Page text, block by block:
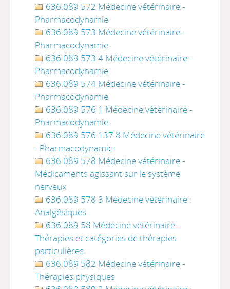
636.089 572 Médecine vétérinaire -
Pharmacodynamie
636.089 573 Médecine vétérinaire -
Pharmacodynamie
636.089 573 4 Médecine vétérinaire -
Pharmacodynamie
636.089 574 Médecine vétérinaire -
Pharmacodynamie
636.089 576 1 Médecine vétérinaire -
Pharmacodynamie
636.089 576 137 8 Médecine vétérinaire
- Pharmacodynamie
636.089 578 Médecine vétérinaire -
Médicaments agissant sur le système
nerveux
636.089 578 3 Médecine vétérinaire :
Analgésiques
636.089 58 Médecine vétérinaire -
Thérapies et catégories de thérapies
particulières
636.089 582 Médecine vétérinaire -
Thérapies physiques